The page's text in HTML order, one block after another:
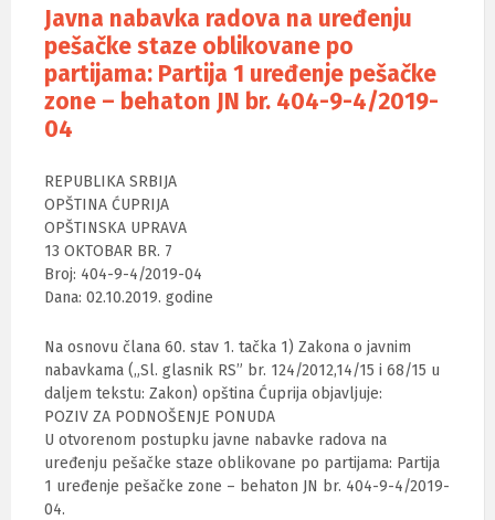
Javna nabavka radova na uređenju
pešačke staze oblikovane po
partijama: Partija 1 uređenje pešačke
zone – behaton JN br. 404-9-4/2019-
04
REPUBLIKA SRBIJA
OPŠTINA ĆUPRIJA
OPŠTINSKA UPRAVA
13 OKTOBAR BR. 7
Broj: 404-9-4/2019-04
Dana: 02.10.2019. godine
Na osnovu člana 60. stav 1. tačka 1) Zakona o javnim
nabavkama („Sl. glasnik RS” br. 124/2012,14/15 i 68/15 u
daljem tekstu: Zakon) opština Ćuprija objavljuje:
POZIV ZA PODNOŠENJE PONUDA
U otvorenom postupku javne nabavke radova na
uređenju pešačke staze oblikovane po partijama: Partija
1 uređenje pešačke zone – behaton JN br. 404-9-4/2019-
04.